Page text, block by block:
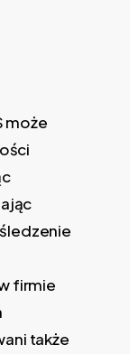
może
firmie
także